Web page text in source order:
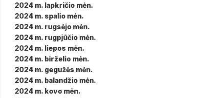
2024 m. lapkričio mėn.
2024 m. spalio mėn.
2024 m. rugsėjo mėn.
2024 m. rugpjūčio mėn.
2024 m. liepos mėn.
2024 m. birželio mėn.
2024 m. gegužės mėn.
2024 m. balandžio mėn.
2024 m. kovo mėn.